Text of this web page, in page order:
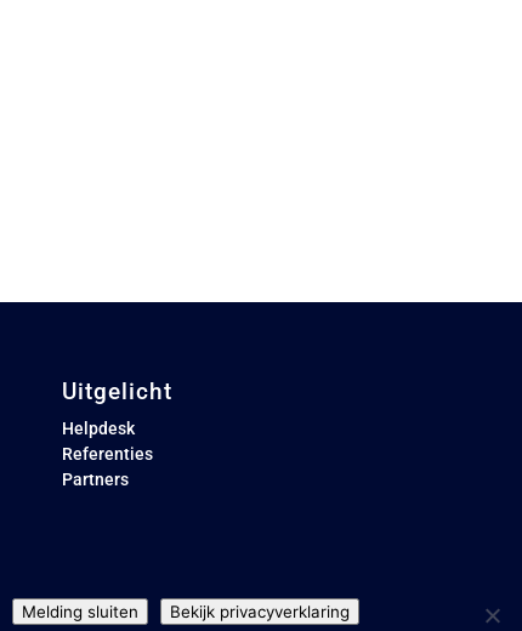
Uitgelicht
Helpdesk
Referenties
Partners
Melding sluiten Bekijk privacyverklaring